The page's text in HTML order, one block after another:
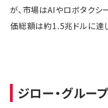
が、市場はAIやロボタク
価総額は約1.5兆ドルに達
ジロー・グループ